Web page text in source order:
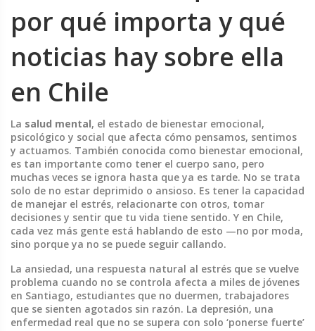
por qué importa y qué
noticias hay sobre ella
en Chile
La salud mental, el estado de bienestar emocional,
psicológico y social que afecta cómo pensamos, sentimos
y actuamos. También conocida como bienestar emocional,
es tan importante como tener el cuerpo sano, pero
muchas veces se ignora hasta que ya es tarde. No se trata
solo de no estar deprimido o ansioso. Es tener la capacidad
de manejar el estrés, relacionarte con otros, tomar
decisiones y sentir que tu vida tiene sentido. Y en Chile,
cada vez más gente está hablando de esto —no por moda,
sino porque ya no se puede seguir callando.
La ansiedad, una respuesta natural al estrés que se vuelve
problema cuando no se controla afecta a miles de jóvenes
en Santiago, estudiantes que no duermen, trabajadores
que se sienten agotados sin razón. La depresión, una
enfermedad real que no se supera con solo ‘ponerse fuerte’